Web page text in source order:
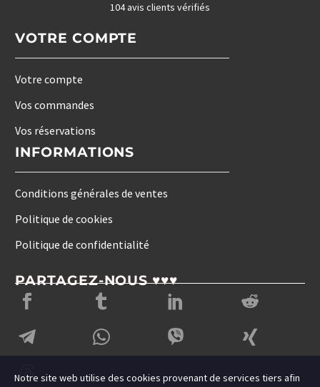
104 avis clients vérifiés
VOTRE COMPTE
Votre compte
Vos commandes
Vos réservations
INFORMATIONS
Conditions générales de ventes
Politique de cookies
Politique de confidentialité
PARTAGEZ-NOUS ♥♥♥
Notre site web utilise des cookies provenant de services tiers afin